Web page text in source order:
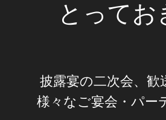
とって
披露宴の二次会、歓
様々なご宴会・パー